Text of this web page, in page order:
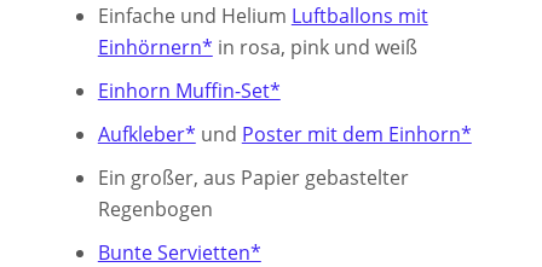
Einfache und Helium Luftballons mit
Einhörnern* in rosa, pink und weiß
Einhorn Muffin-Set*
Aufkleber* und Poster mit dem Einhorn*
Ein großer, aus Papier gebastelter
Regenbogen
Bunte Servietten*